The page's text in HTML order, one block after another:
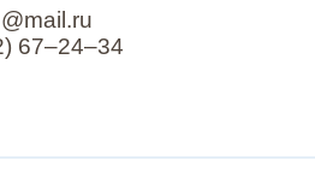
67‒24‒34